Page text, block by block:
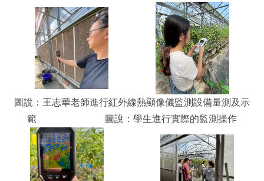
圖說：王志華老師進行紅外線熱顯像儀監測設備量測及示
範
圖說：學生進行實際的監測操作